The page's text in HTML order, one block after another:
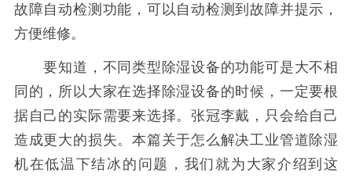
故障自动检测功能，可以自动检测到故障并提示，
方便维修。
要知道，不同类型除湿设备的功能可是大不相
同的，所以大家在选择除湿设备的时候，一定要根
据自己的实际需要来选择。张冠李戴，只会给自己
造成更大的损失。本篇关于怎么解决工业管道除湿
机在低温下结冰的问题，我们就为大家介绍到这